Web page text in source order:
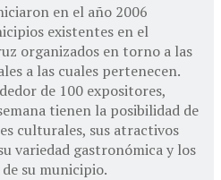
en el año 2006
existentes en el
organizados en torno a las
a las cuales pertenecen.
de 100 expositores,
tienen la posibilidad de
culturales, sus atractivos
variedad gastronómica y los
su municipio.